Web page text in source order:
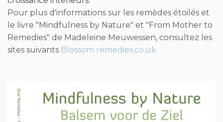
sites suivantsBlossom remedies.co.uk